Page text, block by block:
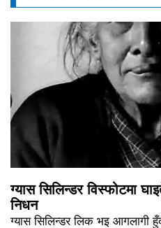
ग्यास सिलिन्डर विस्फोटमा
निधन
ग्यास सिलिन्डर लिक भइ आगलागी